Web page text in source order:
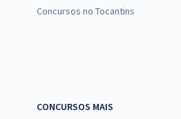
Concursos no Tocantins
CONCURSOS MAIS